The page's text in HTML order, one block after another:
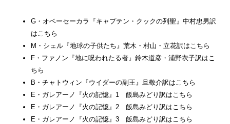
G・オベーセーカラ『キャプテン・クックの列聖』中村忠男訳
はこちら
M・シェル『地球の子供たち』荒木・村山・立花訳はこちら
F・ファノン『地に呪われたる者』鈴木道彦・浦野衣子訳はこ
ちら
B・チャトウィン『ウイダーの副王』旦敬介訳はこちら
E・ガレアーノ『火の記憶』1 飯島みどり訳はこちら
E・ガレアーノ『火の記憶』2 飯島みどり訳はこちら
E・ガレアーノ『火の記憶』3 飯島みどり訳はこちら